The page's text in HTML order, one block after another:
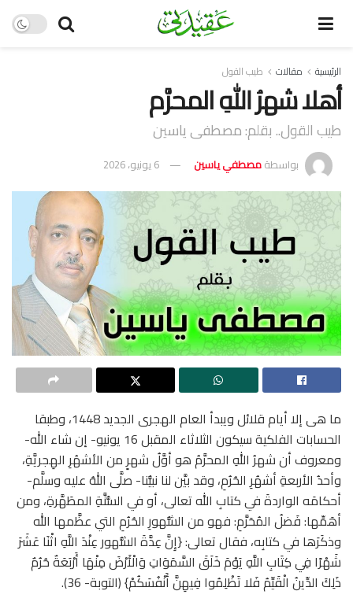
الرئيسية مقالات طيب القول
أهلا شهرُ اللهِ المحرَّم
طيب القول.. بقلم: مصطفى ياسين
بواسطةمصطفي ياسين 6 يونيو، 2026
ما هى إلا أيام قلائل ويبدأ العام الهجرى الجديد 1448، وطبقا
الحسابات الفلكية سيكون الثلاثاء المقبل 16 يونيو- إن شاء الله-
ومعروف أن شهرُ اللهِ المحرَّمُ هو أوَّلُ شهرٍ من الأشهُرِ الهِجريَّةِ،
وأحدُ الأربعةِ أشهُرِ الحُرُمِ، وقد بيَّن لنا نبيُّنا- صلَّى اللهُ عليه وسلَّم-
أحكامَه الواردةَ في كتابِ الله تعالى، أو في السُّنَّةِ المطَهَّرةِ، ومن
أهَمِّها: فَضلُ المُحَرَّمِ: فهو من الشُّهورِ الحُرُمِ التي عظَّمها الله
وذكَرَها في كتابِه، فقال تعالى: {إِنَّ عِدَّةَ الشُّهور عِنْدَ اللَّهِ اثْنَا عَشَرَ
شَهْرًا فِي كِتَابِ اللَّهِ يَوْمَ خَلَقَ السَّمَوَاتِ وَالْأَرْضَ مِنْهَا أَرْبَعَةٌ حُرُمٌ
ذَلِكَ الدِّينُ الْقَيِّمُ فَلا تَظْلِمُوا فِيهِنَّ أَنْفُسَكُمْ} (التوبة- 36).